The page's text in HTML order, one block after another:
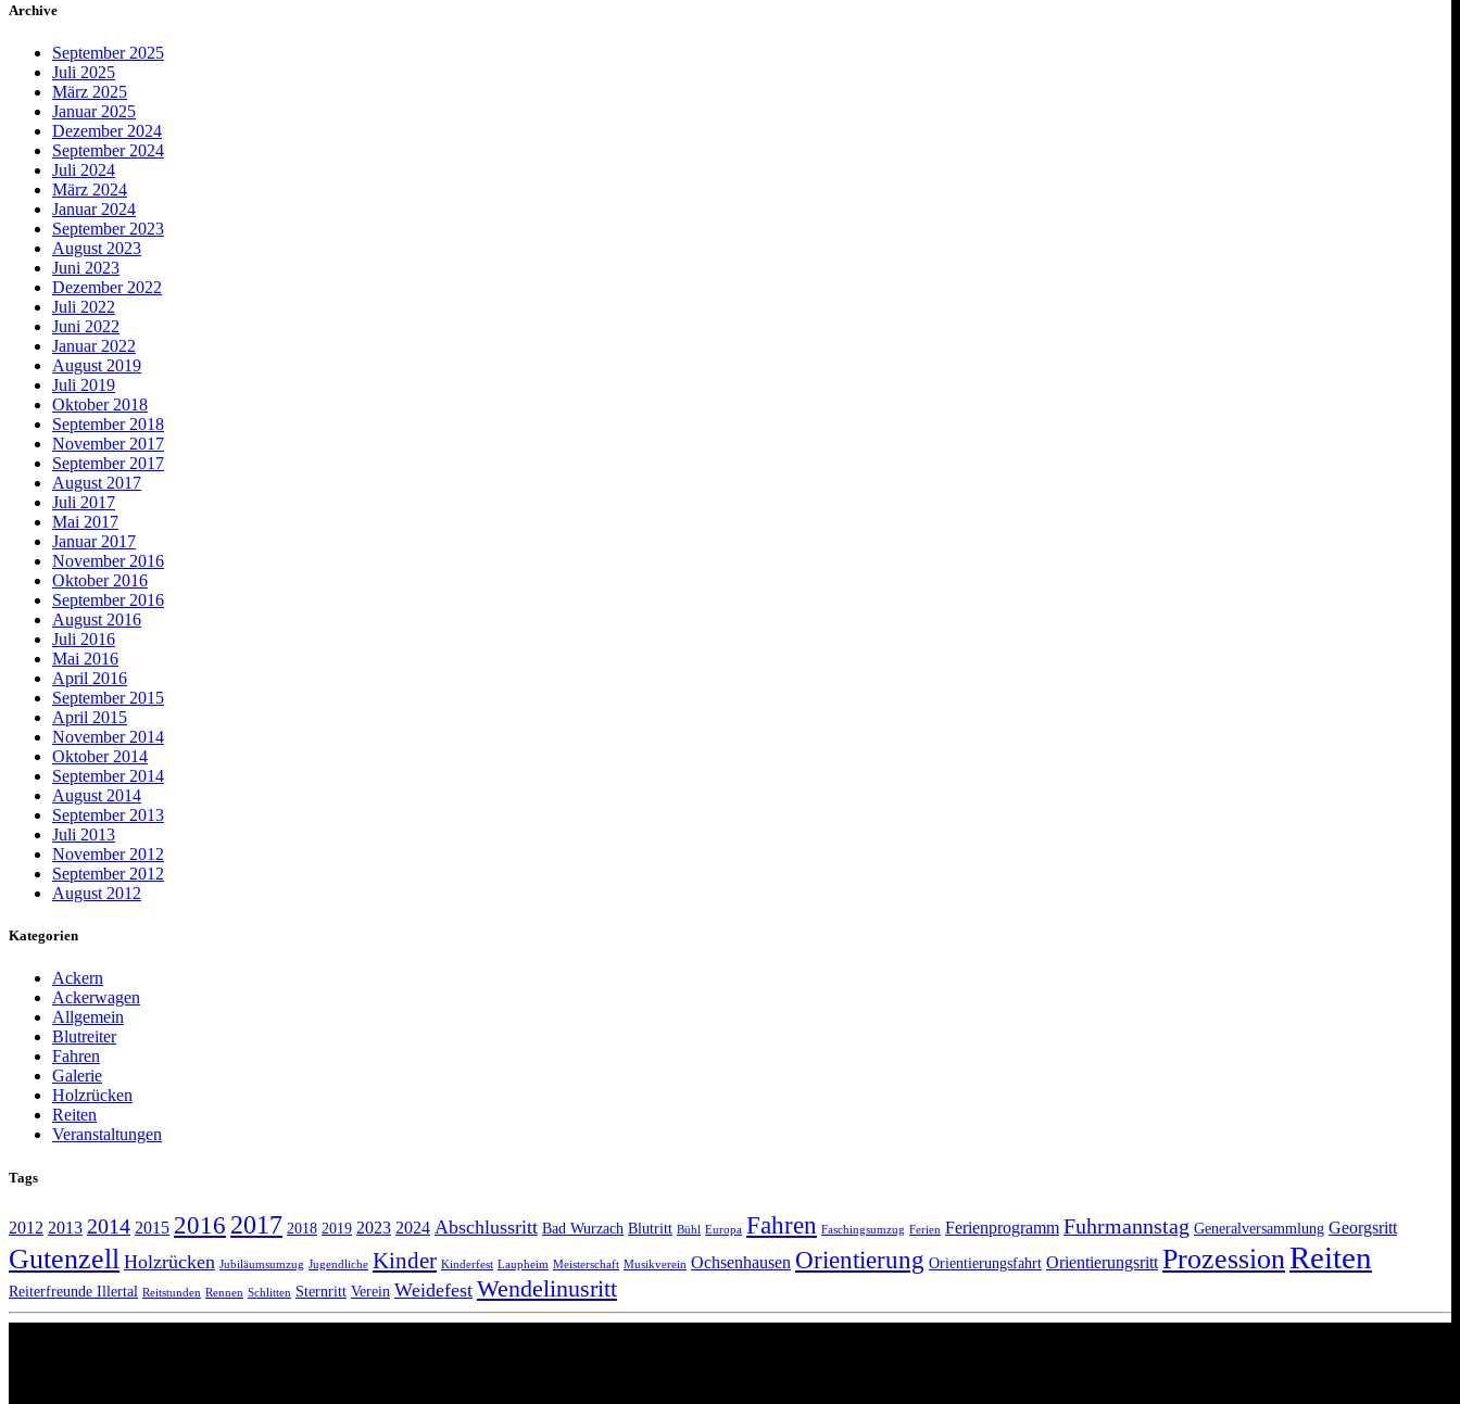
Archive
September 2025
Juli 2025
März 2025
Januar 2025
Dezember 2024
September 2024
Juli 2024
März 2024
Januar 2024
September 2023
August 2023
Juni 2023
Dezember 2022
Juli 2022
Juni 2022
Januar 2022
August 2019
Juli 2019
Oktober 2018
September 2018
November 2017
September 2017
August 2017
Juli 2017
Mai 2017
Januar 2017
November 2016
Oktober 2016
September 2016
August 2016
Juli 2016
Mai 2016
April 2016
September 2015
April 2015
November 2014
Oktober 2014
September 2014
August 2014
September 2013
Juli 2013
November 2012
September 2012
August 2012
Kategorien
Ackern
Ackerwagen
Allgemein
Blutreiter
Fahren
Galerie
Holzrücken
Reiten
Veranstaltungen
Tags
2012 2013 2014 2015 2016 2017 2018 2019 2023 2024 Abschlussritt Bad Wurzach Blutritt Bühl Europa Fahren Faschingsumzug Ferien Ferienprogramm Fuhrmannstag Generalversammlung Georgsritt
Gutenzell Holzrücken Jubiläumsumzug Jugendliche Kinder Kinderfest Laupheim Meisterschaft Musikverein Ochsenhausen Orientierung Orientierungsfahrt Orientierungsritt ProzessionReiten
Reiterfreunde Illertal Reitstunden Rennen Schlitten Sternritt Verein Weidefest Wendelinusritt